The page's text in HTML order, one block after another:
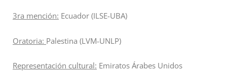
3ra mención: Ecuador (ILSE-UBA)
Oratoria: Palestina (LVM-UNLP)
Representación cultural: Emiratos Árabes Unidos